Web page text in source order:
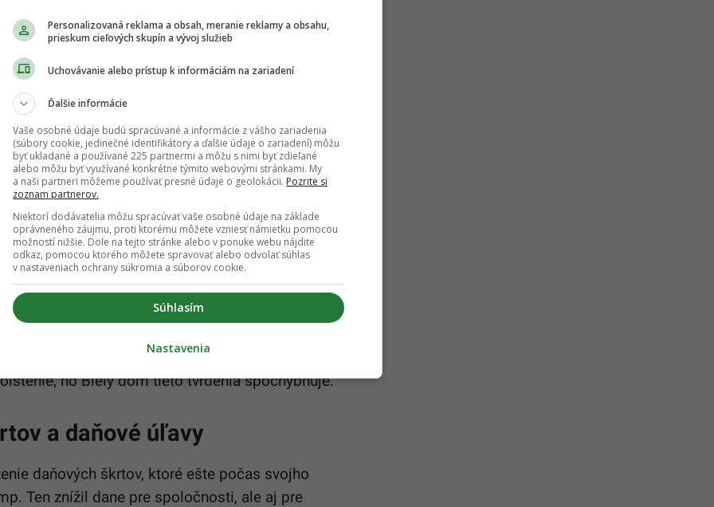
povoľuje Trumpovi deportovať ďalších
považoval aj rozhodnutie súdu za úspech
rozhodne a nespochybniteľne úspechom.
Rusov na fronte, letná ofenzíva v troskách:
ničí armádu, Ukrajinci chystajú tvrdý
keby zákon neprešiel cez Kongres, ktorý
s presadením zákona v komorách Kongresu
americký prezident víťazoslávne podpíše.
pre rozpočet odhaduje, že zákon v
federálny dlh o vyše tri bilióny dolárov. Milióny
no Biely dom tieto tvrdenia spochybňuje.
a daňové úľavy
daňových škrtov, ktoré ešte počas svojho
Ten znížil dane pre spoločnosti, ale aj pre
Personalizovaná reklama a obsah, meranie reklamy a obsahu,
prieskum cieľových skupín a vývoj služieb
Uchovávanie alebo prístup k informáciám na zariadení
Ďalšie informácie
Vaše osobné údaje budú spracúvané a informácie z vášho zariadenia
(súbory cookie, jedinečné identifikátory a ďalšie údaje o zariadení) môžu
byť ukladané a používané 225 partnermi a môžu s nimi byť zdieľané
alebo môžu byť využívané konkrétne týmito webovými stránkami. My
a naši partneri môžeme používať presné údaje o geolokácii. Pozrite si
zoznam partnerov.
Niektorí dodávatelia môžu spracúvať vaše osobné údaje na základe
oprávneného záujmu, proti ktorému môžete vzniesť námietku pomocou
možností nižšie. Dole na tejto stránke alebo v ponuke webu nájdite
odkaz, pomocou ktorého môžete spravovať alebo odvolať súhlas
v nastaveniach ochrany súkromia a súborov cookie.
Súhlasím
Nastavenia